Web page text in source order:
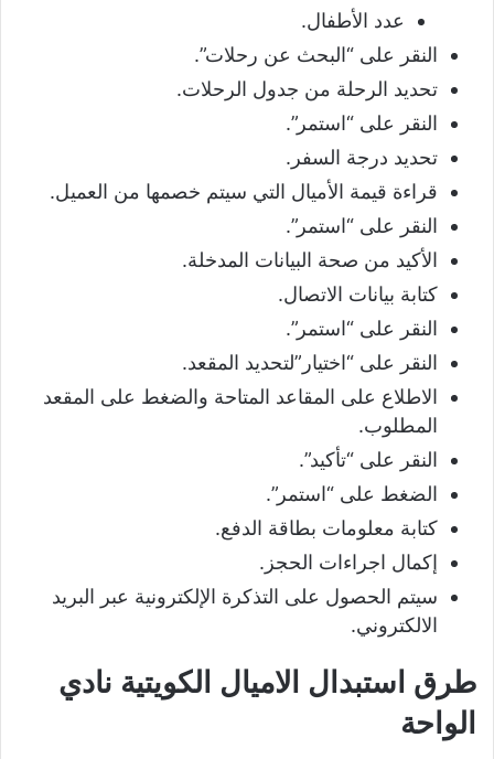
عدد الأطفال.
النقر على “البحث عن رحلات”.
تحديد الرحلة من جدول الرحلات.
النقر على “استمر”.
تحديد درجة السفر.
قراءة قيمة الأميال التي سيتم خصمها من العميل.
النقر على “استمر”.
الأكيد من صحة البيانات المدخلة.
كتابة بيانات الاتصال.
النقر على “استمر”.
النقر على “اختيار”لتحديد المقعد.
الاطلاع على المقاعد المتاحة والضغط على المقعد
المطلوب.
النقر على “تأكيد”.
الضغط على “استمر”.
كتابة معلومات بطاقة الدفع.
إكمال اجراءات الحجز.
سيتم الحصول على التذكرة الإلكترونية عبر البريد
الالكتروني.
طرق استبدال الاميال الكويتية نادي
الواحة